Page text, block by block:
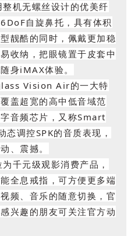
机无螺丝设计的优美纤
自旋鼻托， 具有体积
靓酷的同时，佩戴更加稳
收纳，把眼镜置于皮套中
身iMAX体验。
Vision Air的一大特
盖超宽的高中低音域范
音频芯片，又称Smart
态调控SPK的音质表现，
、震撼。
千元级观影消费产品，
全息戒指，可方便更多端
频、音乐的随意切换， 官
感兴趣的朋友可关注官方动